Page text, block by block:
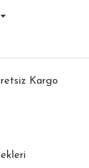
Kargo